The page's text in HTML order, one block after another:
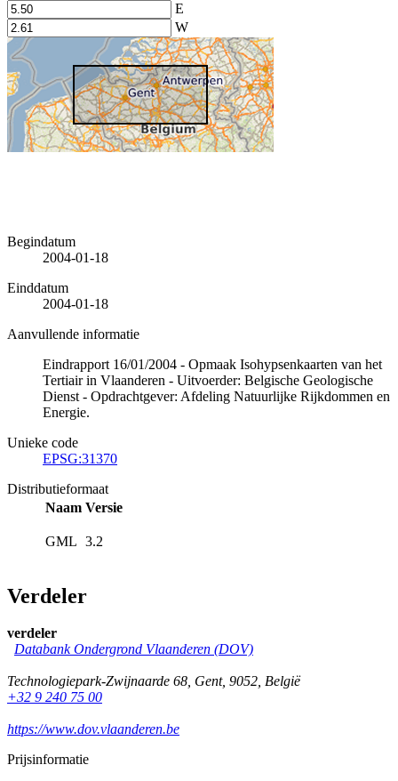
E
W
Begindatum
2004-01-18
Einddatum
2004-01-18
Aanvullende informatie
Eindrapport 16/01/2004 - Opmaak Isohypsenkaarten van het
Tertiair in Vlaanderen - Uitvoerder: Belgische Geologische
Dienst - Opdrachtgever: Afdeling Natuurlijke Rijkdommen en
Energie.
Unieke code
EPSG:31370
Distributieformaat
Naam Versie
GML 3.2
Verdeler
verdeler
Databank Ondergrond Vlaanderen (DOV)
Technologiepark-Zwijnaarde 68, Gent, 9052, België
+32 9 240 75 00
https://www.dov.vlaanderen.be
Prijsinformatie